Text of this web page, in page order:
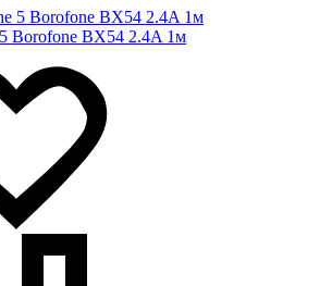
Borofone BX54 2.4A 1м